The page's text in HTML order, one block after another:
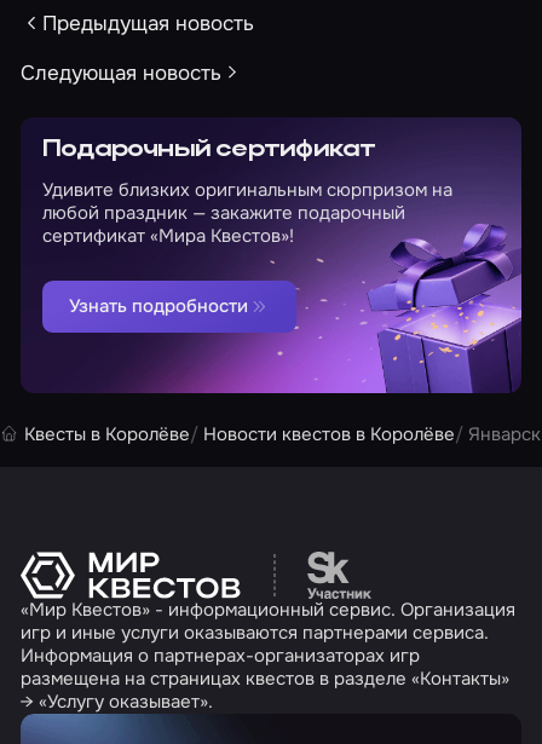
Предыдущая новость
Следующая новость
Подарочный сертификат
Удивите близких оригинальным сюрпризом на
любой праздник — закажите подарочный
сертификат «Мира Квестов»!
Узнать подробности
Квесты в Королёве Новости квестов в Королёве
Перейти на сайт
«Мир Квестов» - информационный сервис. Организация
игр и иные услуги оказываются партнерами сервиса.
Информация о партнерах-организаторах игр
размещена на страницах квестов в разделе «Контакты»
→ «Услугу оказывает».